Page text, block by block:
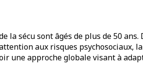
la sécu sont âgés de plus de 50
aux risques psychosociaux,
une approche globale visant à